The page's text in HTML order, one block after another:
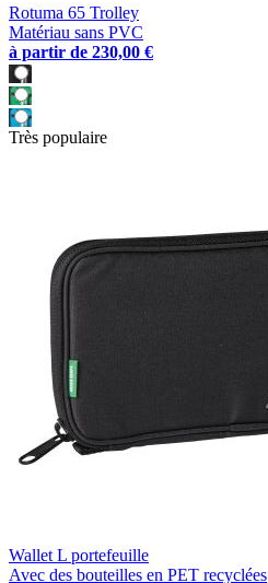
Rotuma 65 Trolley
Matériau sans PVC
à partir de 230,00 €
Très populaire
Wallet L portefeuille
Avec des bouteilles en PET recyclées